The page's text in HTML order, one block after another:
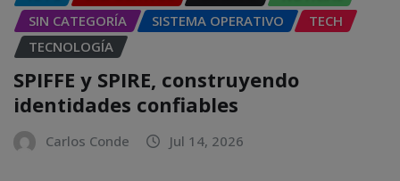
SIN CATEGORÍA
SISTEMA OPERATIVO
TECH
TECNOLOGÍA
SPIFFE y SPIRE, construyendo
identidades confiables
Carlos Conde Jul 14, 2026